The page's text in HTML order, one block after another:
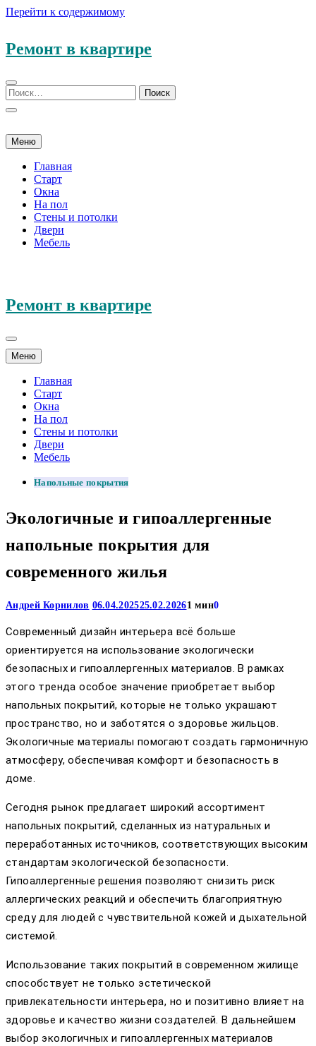
Перейти к содержимому
Ремонт в квартире
Меню
Главная
Старт
Окна
На пол
Стены и потолки
Двери
Мебель
Ремонт в квартире
Меню
Главная
Старт
Окна
На пол
Стены и потолки
Двери
Мебель
Напольные покрытия
Экологичные и гипоаллергенные
напольные покрытия для
современного жилья
Андрей Корнилов 06.04.202525.02.20261 мин0
Современный дизайн интерьера всё больше
ориентируется на использование экологически
безопасных и гипоаллергенных материалов. В рамках
этого тренда особое значение приобретает выбор
напольных покрытий, которые не только украшают
пространство, но и заботятся о здоровье жильцов.
Экологичные материалы помогают создать гармоничную
атмосферу, обеспечивая комфорт и безопасность в
доме.
Сегодня рынок предлагает широкий ассортимент
напольных покрытий, сделанных из натуральных и
переработанных источников, соответствующих высоким
стандартам экологической безопасности.
Гипоаллергенные решения позволяют снизить риск
аллергических реакций и обеспечить благоприятную
среду для людей с чувствительной кожей и дыхательной
системой.
Использование таких покрытий в современном жилище
способствует не только эстетической
привлекательности интерьера, но и позитивно влияет на
здоровье и качество жизни создателей. В дальнейшем
выбор экологичных и гипоаллергенных материалов